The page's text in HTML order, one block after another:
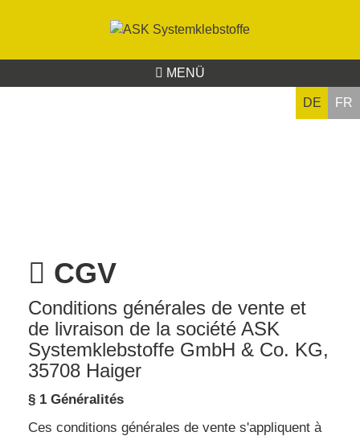
MENÜ
DE FR
CGV
Conditions générales de vente et
de livraison de la société ASK
Systemklebstoffe GmbH & Co. KG,
35708 Haiger
§ 1 Généralités
Ces conditions générales de vente s'appliquent à